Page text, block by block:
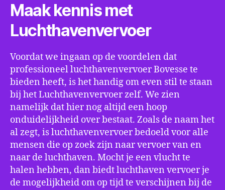
Maak kennis met
Luchthavenvervoer
Voordat we ingaan op de voordelen dat
professioneel luchthavenvervoer Bovesse te
bieden heeft, is het handig om even stil te staan
bij het Luchthavenvervoer zelf. We zien
namelijk dat hier nog altijd een hoop
onduidelijkheid over bestaat. Zoals de naam het
al zegt, is luchthavenvervoer bedoeld voor alle
mensen die op zoek zijn naar vervoer van en
naar de luchthaven. Mocht je een vlucht te
halen hebben, dan biedt luchthaven vervoer je
de mogelijkheid om op tijd te verschijnen bij de